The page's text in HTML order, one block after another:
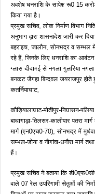
अवशेष धनराशि के सापेक्ष रू0 15
किया गया है।
प्रमुख सचिव, लोक निर्माण विभाग
अनुभाग द्वारा शासनादेश जारी कर
बहराइच, जालौन, सोनभद्र व सम्भल
रहे हैं, जिनके लिए धनराशि का आवंटन
ग्लास दीदामई से नगला गुलरिया
बनकट जैगहा बिन्दवल जयराजपुर होते
कतर्नियाघाट,
कौड़ियालाघाट-मोतीपुर-निघासन-
बाधागाड़ा-तिलसर-कालीपार पतरा
मार्ग (एन0एच0-70), सोनभद्र में
सम्भल-जोया व नौगांवा-धनौरा मार्ग
हैं।
प्रमुख सचिव ने बताया कि
वाले 07 रेल उपरिगामी सेतुओं की